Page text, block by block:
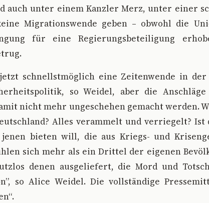
auch unter einem Kanzler Merz, unter einer
Migrationswende geben – obwohl die
für eine Regierungsbeteiligung
schnellstmöglich eine Zeitenwende in der
so Weidel, aber die
nicht mehr ungeschehen gemacht werden.
Alles verammelt und verriegelt? Ist
bieten will, die aus Kriegs- und
sich mehr als ein Drittel der eigenen
denen ausgeliefert, die Mord und
so Alice Weidel. Die vollständige